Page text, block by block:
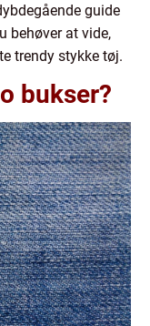
guide
behøver at vide,
trendy stykke tøj.
bukser?